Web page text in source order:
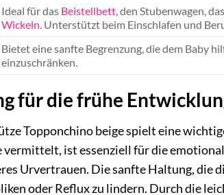
Ideal für das Beistellbett, den Stubenwagen,
Wickeln. Unterstützt beim Einschlafen und
Bietet eine sanfte Begrenzung, die dem Baby
einzuschränken.
für die frühe
Topponchino beige spielt eine
vermittelt, ist essenziell für die
Urvertrauen. Die sanfte Haltung, die
oder Reflux zu lindern. Durch die